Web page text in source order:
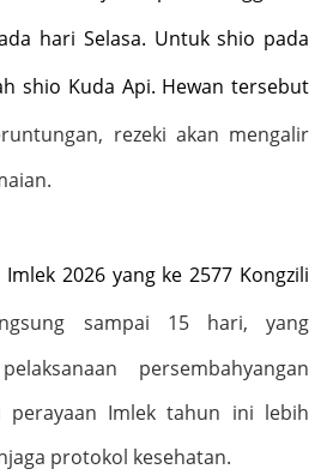
hari Selasa. Untuk shio pada
shio Kuda Api. Hewan tersebut
rezeki akan mengalir
2026 yang ke 2577 Kongzili
sampai 15 hari, yang
persembahyangan
perayaan Imlek tahun ini lebih
protokol kesehatan.